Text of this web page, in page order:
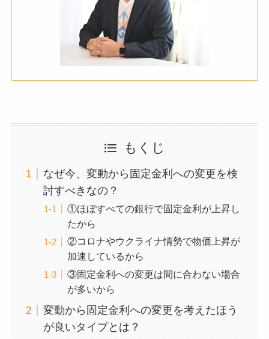
もくじ
なぜ今、変動から固定金利への変更を検
討すべきなの？
①ほぼすべての銀行で固定金利が上昇し
たから
②コロナやウクライナ情勢で物価上昇が
加速しているから
③固定金利への変更は間に合わない場合
が多いから
変動から固定金利への変更を考えたほう
が良いタイプとは？